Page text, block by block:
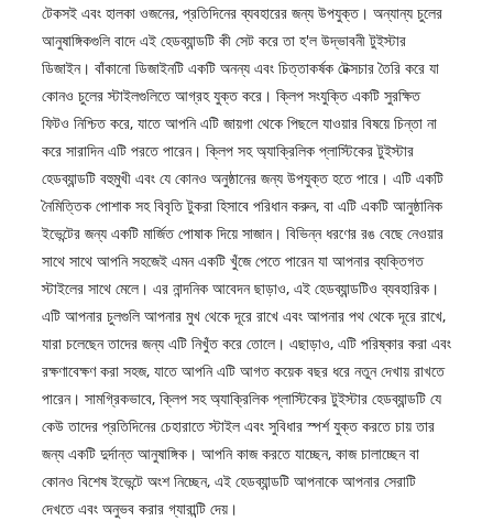
টেকসই এবং হালকা ওজনের, প্রতিদিনের ব্যবহারের জন্য উপযুক্ত। অন্যান্য চুলের
আনুষাঙ্গিকগুলি বাদে এই হেডব্যান্ডটি কী সেট করে তা হ'ল উদ্ভাবনী টুইস্টার
ডিজাইন। বাঁকানো ডিজাইনটি একটি অনন্য এবং চিত্তাকর্ষক টেক্সচার তৈরি করে যা
কোনও চুলের স্টাইলগুলিতে আগ্রহ যুক্ত করে। ক্লিপ সংযুক্তি একটি সুরক্ষিত
ফিটও নিশ্চিত করে, যাতে আপনি এটি জায়গা থেকে পিছলে যাওয়ার বিষয়ে চিন্তা না
করে সারাদিন এটি পরতে পারেন। ক্লিপ সহ অ্যাক্রিলিক প্লাস্টিকের টুইস্টার
হেডব্যান্ডটি বহুমুখী এবং যে কোনও অনুষ্ঠানের জন্য উপযুক্ত হতে পারে। এটি একটি
নৈমিত্তিক পোশাক সহ বিবৃতি টুকরা হিসাবে পরিধান করুন, বা এটি একটি আনুষ্ঠানিক
ইভেন্টের জন্য একটি মার্জিত পোষাক দিয়ে সাজান। বিভিন্ন ধরণের রঙ বেছে নেওয়ার
সাথে সাথে আপনি সহজেই এমন একটি খুঁজে পেতে পারেন যা আপনার ব্যক্তিগত
স্টাইলের সাথে মেলে। এর নান্দনিক আবেদন ছাড়াও, এই হেডব্যান্ডটিও ব্যবহারিক।
এটি আপনার চুলগুলি আপনার মুখ থেকে দূরে রাখে এবং আপনার পথ থেকে দূরে রাখে,
যারা চলেছেন তাদের জন্য এটি নিখুঁত করে তোলে। এছাড়াও, এটি পরিষ্কার করা এবং
রক্ষণাবেক্ষণ করা সহজ, যাতে আপনি এটি আগত কয়েক বছর ধরে নতুন দেখায় রাখতে
পারেন। সামগ্রিকভাবে, ক্লিপ সহ অ্যাক্রিলিক প্লাস্টিকের টুইস্টার হেডব্যান্ডটি যে
কেউ তাদের প্রতিদিনের চেহারাতে স্টাইল এবং সুবিধার স্পর্শ যুক্ত করতে চায় তার
জন্য একটি দুর্দান্ত আনুষাঙ্গিক। আপনি কাজ করতে যাচ্ছেন, কাজ চালাচ্ছেন বা
কোনও বিশেষ ইভেন্টে অংশ নিচ্ছেন, এই হেডব্যান্ডটি আপনাকে আপনার সেরাটি
দেখতে এবং অনুভব করার গ্যারান্টি দেয়।